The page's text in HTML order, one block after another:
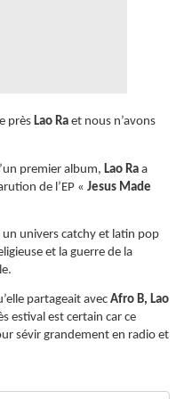
près Lao Ra et nous n’avons
premier album, Lao Ra a
de l’EP « Jesus Made
un univers catchy et latin pop
et la guerre de la
partageait avecAfro B, Lao
estival est certain car ce
sévir grandement en radio et